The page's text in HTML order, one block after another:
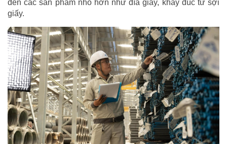
đến các sản phẩm nhỏ hơn như đĩa giấy, khay đúc từ sợi
giấy.